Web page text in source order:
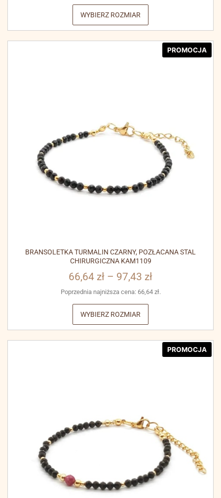
WYBIERZ ROZMIAR
PROMOCJA
BRANSOLETKA TURMALIN CZARNY, POZŁACANA STAL
CHIRURGICZNA KAM1109
66,64 zł – 97,43 zł
Poprzednia najniższa cena: 66,64 zł.
WYBIERZ ROZMIAR
PROMOCJA